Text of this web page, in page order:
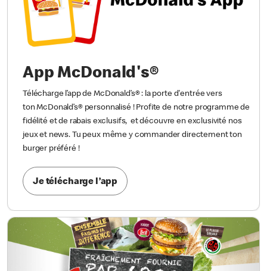
App McDonald's®
Télécharge l’app de McDonald’s® : la porte d'entrée vers
ton McDonald’s® personnalisé ! Profite de notre programme de
fidélité et de rabais exclusifs, et découvre en exclusivité nos
jeux et news. Tu peux même y commander directement ton
burger préféré !
Je télécharge l’app